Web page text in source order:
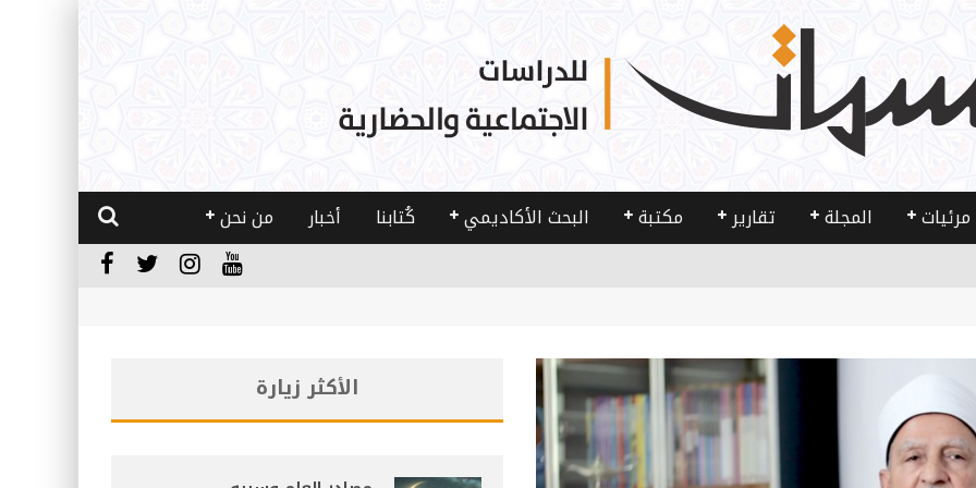
مرئيات المجلة تقارير مكتبة البحث الأكاديمي كُتابنا أخبار من نحن
الأكثر زيارة